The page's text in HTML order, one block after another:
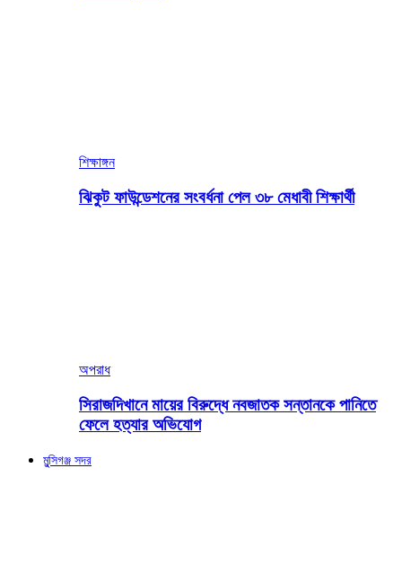
শিক্ষাঙ্গন
ঝিকুট ফাউন্ডেশনের সংবর্ধনা পেল ৩৮ মেধাবী শিক্ষার্থী
অপরাধ
সিরাজদিখানে মায়ের বিরুদ্ধে নবজাতক সন্তানকে পানিতে
ফেলে হত্যার অভিযোগ
মুন্সিগঞ্জ সদর